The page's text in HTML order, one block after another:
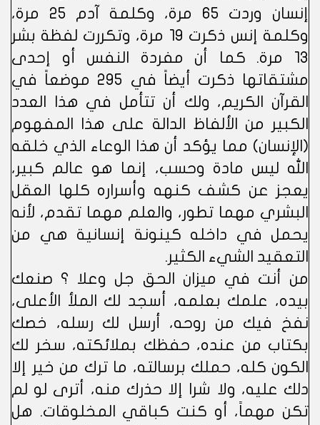
إنسان وردت 65 مرة، وكلمة آدم 25 مرة،
وكلمة إنس ذكرت 19 مرة، وتكررت لفظة بشر
13 مرة. كما أن مفردة النفس أو إحدى
مشتقاتها ذكرت أيضاً في 295 موضعاً في
القرآن الكريم، ولك أن تتأمل في هذا العدد
الكبير من الألفاظ الدالة على هذا المفهوم
(الإنسان) مما يؤكد أن هذا الوعاء الذي خلقه
الله ليس مادة وحسب، إنما هو عالم كبير،
يعجز عن كشف كنهه وأسراره كلها العقل
البشري مهما تطور، والعلم مهما تقدم، لأنه
يحمل في داخله كينونة إنسانية هي من
التعقيد الشيء الكثير.
من أنت في ميزان الحق جل وعلا ؟ صنعك
بيده، علمك بعلمه، أسجد لك الملأ الأعلى،
نفخ فيك من روحه، أرسل لك رسله، خصك
بكتاب من عنده، حفظك بملائكته، سخر لك
الكون كله، حملك برسالته، ما ترك من خير إلا
دلك عليه، ولا شرا إلا حذرك منه، أترى لو لم
تكن مهماً، أو كنت كباقي المخلوقات. هل